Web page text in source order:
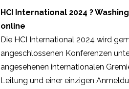
HCI International 2024 ?
online
Die HCI International 2024 wird
angeschlossenen Konferenzen
angesehenen internationalen
Leitung und einer einzigen